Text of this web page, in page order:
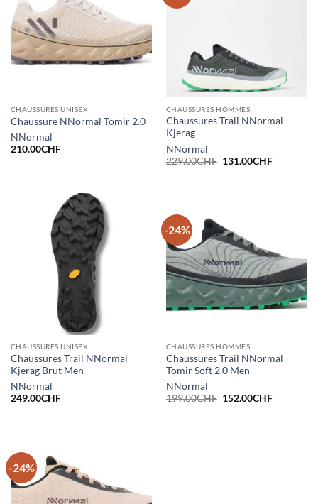
CHAUSSURES UNISEX
Chaussure NNormal Tomir 2.0
NNormal
210.00CHF
CHAUSSURES HOMMES
Chaussures Trail NNormal
Kjerag
NNormal
229.00CHF Le
131.00CHFLe
CHAUSSURES UNISEX
Chaussures Trail NNormal
Kjerag Brut Men
NNormal
249.00CHF
-24%
CHAUSSURES HOMMES
Chaussures Trail NNormal
Tomir Soft 2.0 Men
NNormal
199.00CHF Le
152.00CHFLe
-24%